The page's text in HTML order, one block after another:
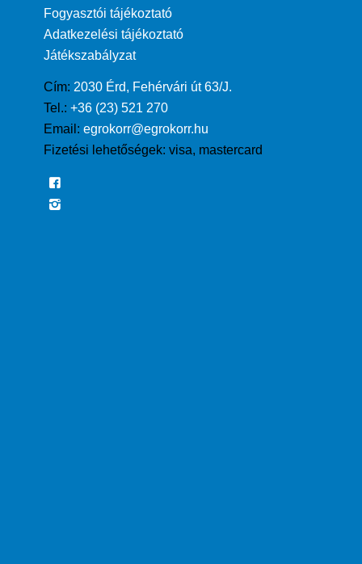
Fogyasztói tájékoztató
Adatkezelési tájékoztató
Játékszabályzat
Cím: 2030 Érd, Fehérvári út 63/J.
Tel.: +36 (23) 521 270
Email: egrokorr@egrokorr.hu
Fizetési lehetőségek: visa, mastercard